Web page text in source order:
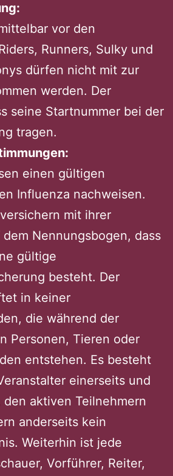
vor den
Runners, Sulky und
dürfen nicht mit zur
werden. Der
seine Startnummer bei der
tragen.
einen gültigen
Influenza nachweisen.
mit ihrer
Nennungsbogen, dass
gültige
besteht. Der
in keiner
die während der
Personen, Tieren oder
entstehen. Es besteht
einerseits und
aktiven Teilnehmern
anderseits kein
Weiterhin ist jede
Vorführer, Reiter,